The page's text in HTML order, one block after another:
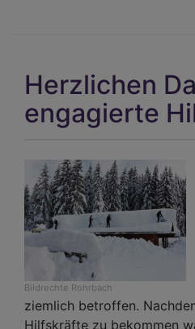
Herzlichen
engagierte
Bildrechte Rohrbach
ziemlich betroffen.
Hilfskräfte zu bekommen